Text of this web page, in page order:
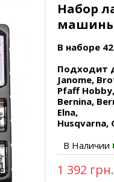
Набор
машины,
В наборе
Подходит
Janome,
Pfaff Hobby,
Bernina,
Elna,
В Наличии
1 392 грн.